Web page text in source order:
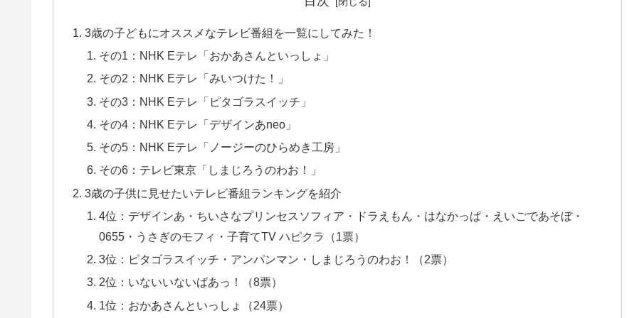
3歳の子どもにオススメなテレビ番組を一覧にしてみた！
その1：NHK Eテレ「おかあさんといっしょ」
その2：NHK Eテレ「みいつけた！」
その3：NHK Eテレ「ピタゴラスイッチ」
その4：NHK Eテレ「デザインあneo」
その5：NHK Eテレ「ノージーのひらめき工房」
その6：テレビ東京「しまじろうのわお！」
3歳の子供に見せたいテレビ番組ランキングを紹介
4位：デザインあ・ちいさなプリンセスソフィア・ドラえもん・はなかっぱ・えいごであそぼ・
0655・うさぎのモフィ・子育てTV ハピクラ（1票）
3位：ピタゴラスイッチ・アンパンマン・しまじろうのわお！（2票）
2位：いないいないばあっ！（8票）
1位：おかあさんといっしょ（24票）